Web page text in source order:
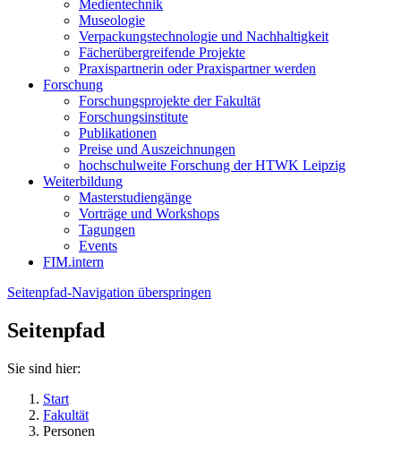
Medientechnik
Museologie
Verpackungstechnologie und Nachhaltigkeit
Fächerübergreifende Projekte
Praxispartnerin oder Praxispartner werden
Forschung
Forschungsprojekte der Fakultät
Forschungsinstitute
Publikationen
Preise und Auszeichnungen
hochschulweite Forschung der HTWK Leipzig
Weiterbildung
Masterstudiengänge
Vorträge und Workshops
Tagungen
Events
FIM.intern
Seitenpfad-Navigation überspringen
Seitenpfad
Sie sind hier:
Start
Fakultät
Personen